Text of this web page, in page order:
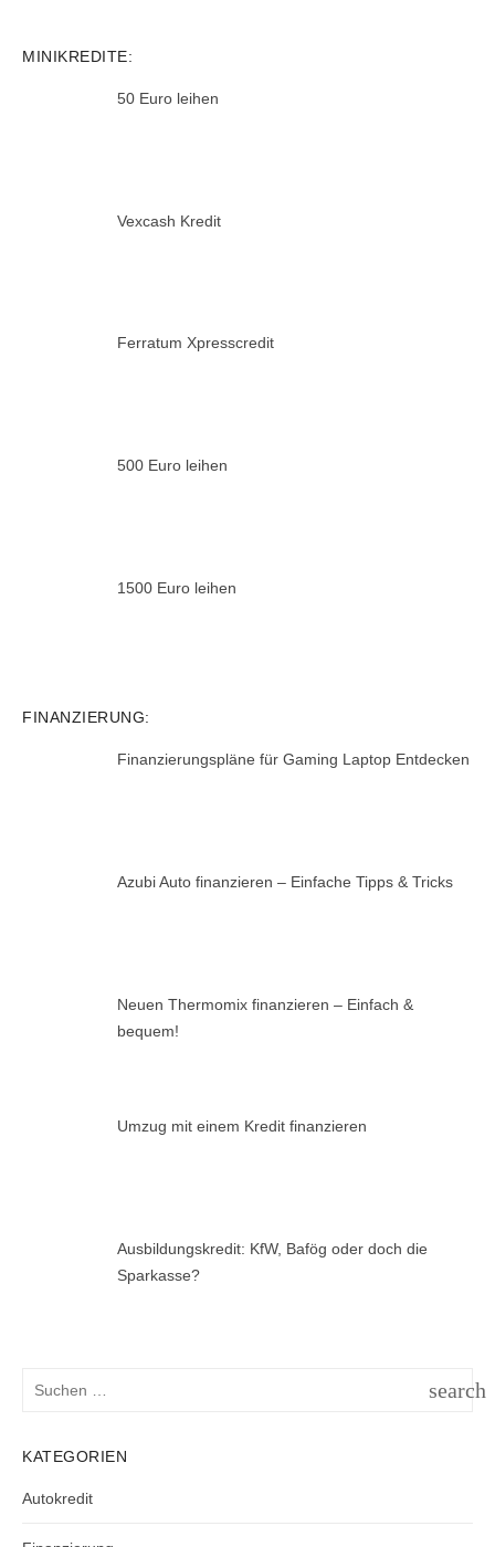
MINIKREDITE:
50 Euro leihen
Vexcash Kredit
Ferratum Xpresscredit
500 Euro leihen
1500 Euro leihen
FINANZIERUNG:
Finanzierungspläne für Gaming Laptop Entdecken
Azubi Auto finanzieren – Einfache Tipps & Tricks
Neuen Thermomix finanzieren – Einfach &
bequem!
Umzug mit einem Kredit finanzieren
Ausbildungskredit: KfW, Bafög oder doch die
Sparkasse?
search
KATEGORIEN
Autokredit